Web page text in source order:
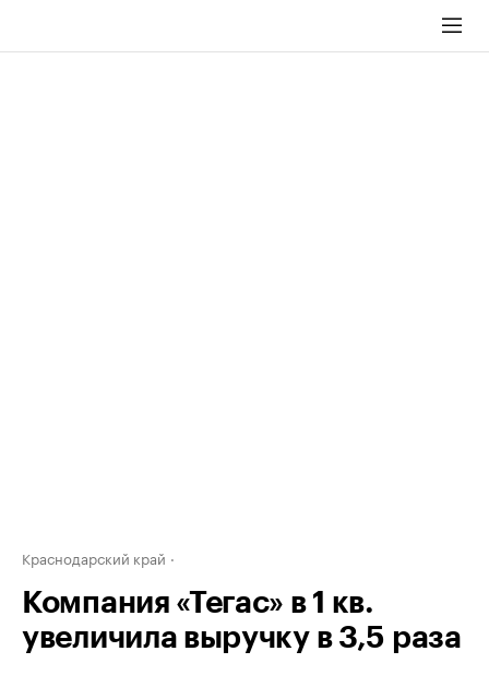
Краснодарский край
Компания «Тегас» в 1 кв.
увеличила выручку в 3,5 раза